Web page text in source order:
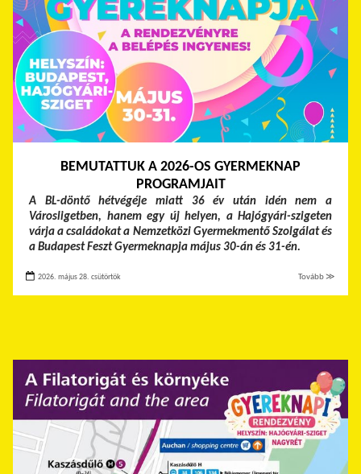
BEMUTATTUK A 2026-OS GYERMEKNAP
PROGRAMJAIT
A BL-döntő hétvégéje miatt 36 év után idén nem a
Városligetben, hanem egy új helyen, a Hajógyári-szigeten
várja a családokat a Nemzetközi Gyermekmentő Szolgálat és
a Budapest Feszt Gyermeknapja május 30-án és 31-én.
2026. május 28. csütörtök Tovább ≫